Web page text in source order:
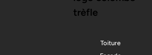
Toiture